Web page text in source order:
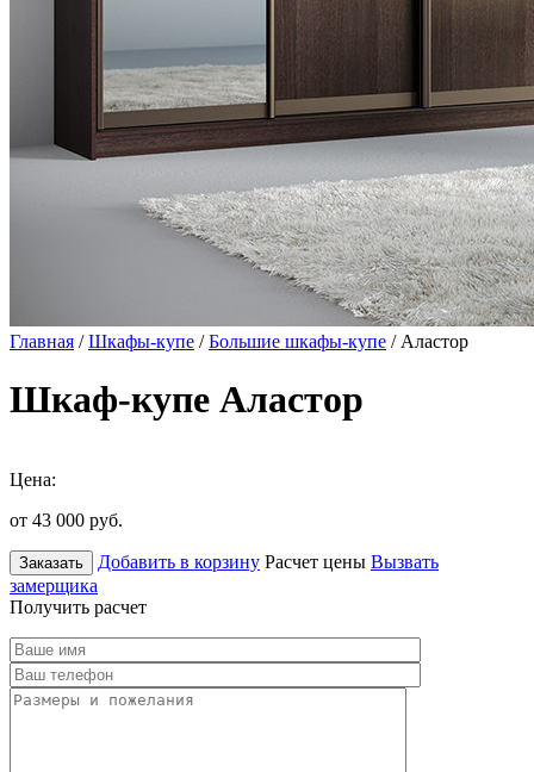
Главная /Шкафы-купе /Большие шкафы-купе / Аластор
Шкаф-купе Аластор
Цена:
от 43 000 руб.
Заказать Добавить в корзину Расчет цены Вызвать
замерщика
Получить расчет